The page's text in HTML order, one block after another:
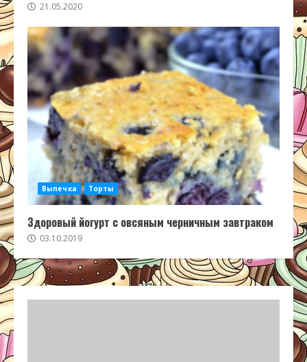
21.05.2020
Выпечка Торты
Здоровый йогурт с овсяным черничным завтраком
03.10.2019